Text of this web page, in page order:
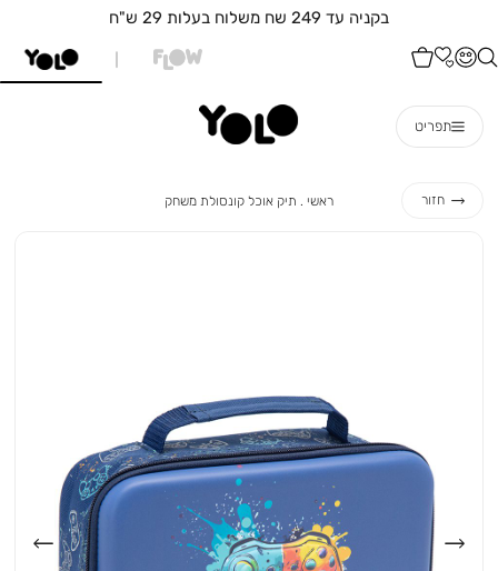
תפריט
חזור ראשי ראשי
תיק אוכל קונסולת משחק